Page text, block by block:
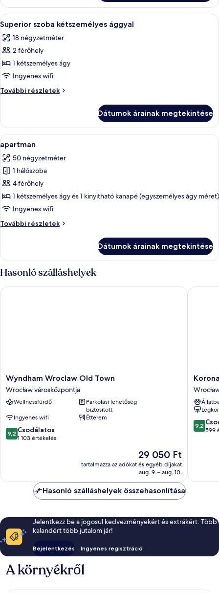
ággyal
külön
ággyal
további
részletei
A
következő
szoba
összes
képének
megtekintése:
Superior
szoba
ággyal
Egy nappali, amelyben van egy
5
Superior szoba kétszemélyes ággyal
18 négyzetméter
2 férőhely
1 kétszemélyes ágy
Ingyenes wifi
További részletek
Superior
további
részletei
Dátumok árainak megtekintése
A
következő
szoba
összes
képének
megtekintése:
apartman
Egy nappali, amelyben van egy
6
apartman
50 négyzetméter
1 hálószoba
4 férőhely
1 kétszemélyes ágy és 1 kinyitható kanapé (egyszemélyes ágy méret)
Ingyenes wifi
További részletek
apartman
Dátumok árainak megtekintése
Hasonló szálláshelyek
Wyndham
Wroclaw
Old
Town
városközpontja
Wyndham Wroclaw Old Town
Wrocław városközpontja
Wellnessfürdő
Parkolási lehetőség
biztosított
Ingyenes wifi
Étterem
9.2
ennyiből:
9,2 Csodálatos
1 103 értékelés
Az
ár
29 050 Ft
29 050 Ft
tartalmazza az adókat és egyéb díjakat
aug. 9. – aug. 10.
Wyndham Wroclaw Old Town
Korona
Hotel
Market
Square
9.2
9,2
599
Korona
Hasonló szálláshelyek összehasonlítása
Jelentkezz be a jogosul kedvezményekért és extrákért. Több
kalandért több jutalom jár!
Bejelentkezés Ingyenes regisztráció
A környékről